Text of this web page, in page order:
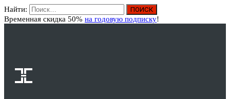
Найти:
Временная скидка 50% на годовую подписку!